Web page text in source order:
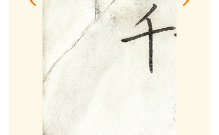
埼玉県
船橋市
八街市
市原市
渋谷区
習志野市
八千代市
佐倉市
印西市
銚子市
鎌ケ谷市
匝瑳郡横芝光町